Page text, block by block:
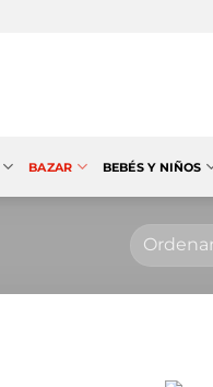
BAZAR BEBÉS Y NIÑOS